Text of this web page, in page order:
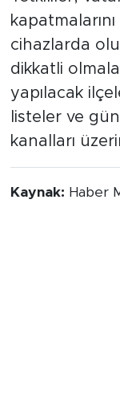
cihazlarda
dikkatli
yapılacak
listeler ve
kanalları
Kaynak: Haber